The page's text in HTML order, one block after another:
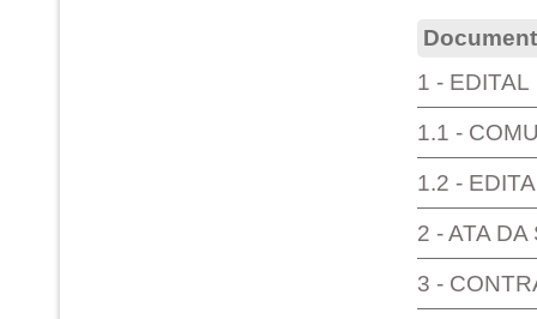
1 - EDITAL
1.1 -
1.2 -
2 - ATA
3 -